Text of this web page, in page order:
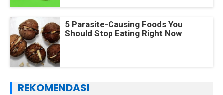
5 Parasite-Causing Foods You
Should Stop Eating Right Now
REKOMENDASI